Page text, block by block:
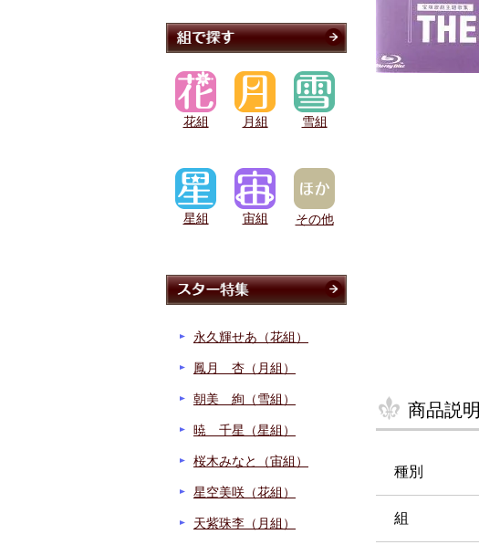
商品説明
種別
組
花組 月組 雪組
星組 宙組 その他
永久輝せあ（花組）
鳳月 杏（月組）
朝美 絢（雪組）
暁 千星（星組）
桜木みなと（宙組）
星空美咲（花組）
天紫珠李（月組）